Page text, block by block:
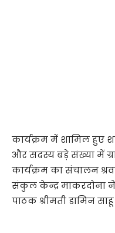
कार्यक्रम में शामिल हुए
और सदस्य बड़े संख्या में
कार्यक्रम का संचालन
संकुल केन्द्र माकरदोना ने
पाठक श्रीमती डामिन